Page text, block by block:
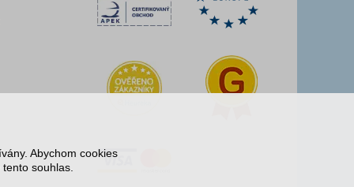
Abychom cookies
souhlas.